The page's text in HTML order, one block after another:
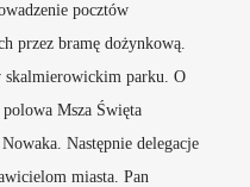
pocztów
przez bramę dożynkową.
skalmierowickim parku. O
polowa Msza Święta
Następnie delegacje
miasta. Pan